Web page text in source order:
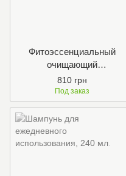
Фитоэссенциальный
очищающий
ребалансирующий
шампунь с белой глиной
Purifying ORising
810 грн
Под заказ